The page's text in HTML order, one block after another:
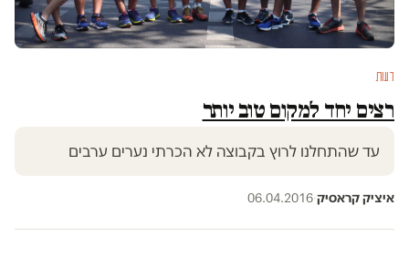
דעות
רצים יחד למקום טוב יותר
עד שהתחלנו לרוץ בקבוצה לא הכרתי נערים ערבים
איציק קראסיק·
06.04.2016